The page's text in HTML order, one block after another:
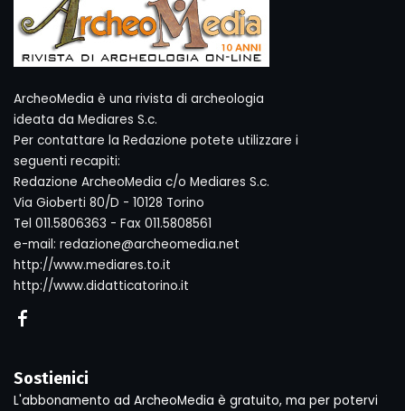
ArcheoMedia è una rivista di archeologia
ideata da Mediares S.c.
Per contattare la Redazione potete utilizzare i
seguenti recapiti:
Redazione ArcheoMedia c/o Mediares S.c.
Via Gioberti 80/D - 10128 Torino
Tel 011.5806363 - Fax 011.5808561
e-mail: redazione@archeomedia.net
http://www.mediares.to.it
http://www.didatticatorino.it
Sostienici
L'abbonamento ad ArcheoMedia è gratuito, ma per potervi